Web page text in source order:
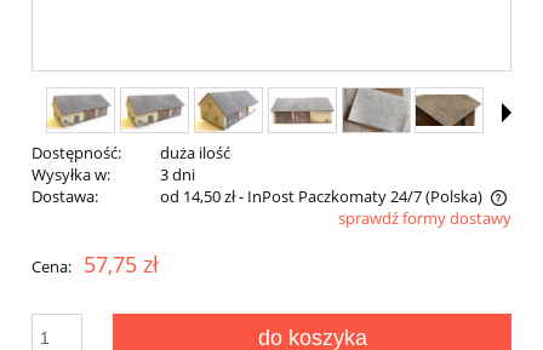
Dostępność:
duża ilość
Wysyłka w:
3 dni
Dostawa:
od 14,50 zł- InPost Paczkomaty 24/7(Polska)
Cena nie zawiera ewentualnych kosztów płatnościsprawdź formy dostawy
Cena: 57,75 zł
do koszyka